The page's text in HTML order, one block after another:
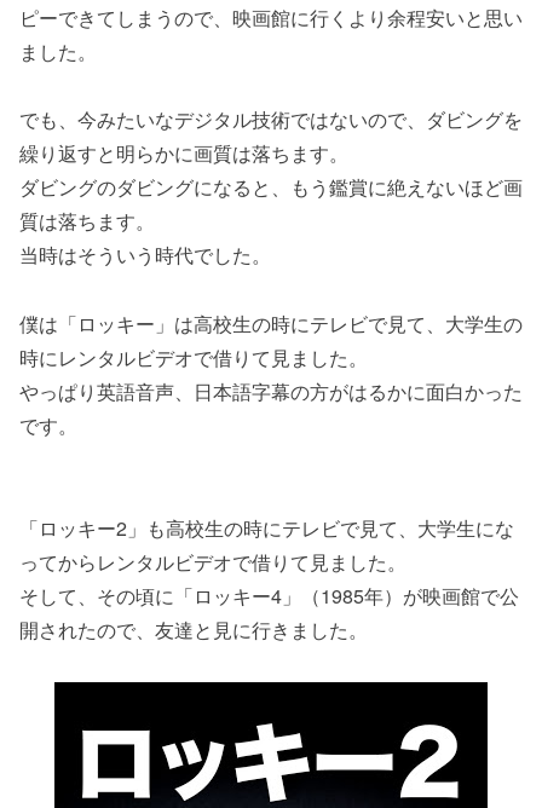
ピーできてしまうので、映画館に行くより余程安いと思い
ました。
でも、今みたいなデジタル技術ではないので、ダビングを
繰り返すと明らかに画質は落ちます。
ダビングのダビングになると、もう鑑賞に絶えないほど画
質は落ちます。
当時はそういう時代でした。
僕は「ロッキー」は高校生の時にテレビで見て、大学生の
時にレンタルビデオで借りて見ました。
やっぱり英語音声、日本語字幕の方がはるかに面白かった
です。
「ロッキー2」も高校生の時にテレビで見て、大学生にな
ってからレンタルビデオで借りて見ました。
そして、その頃に「ロッキー4」（1985年）が映画館で公
開されたので、友達と見に行きました。